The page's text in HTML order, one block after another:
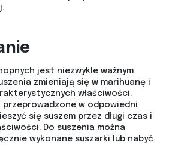
jest niezwykle ważnym
zmieniają się w marihuanę i
właściwości.
przeprowadzone w odpowiedni
się suszem przez długi czas i
Do suszenia można
wykonane suszarki lub nabyć